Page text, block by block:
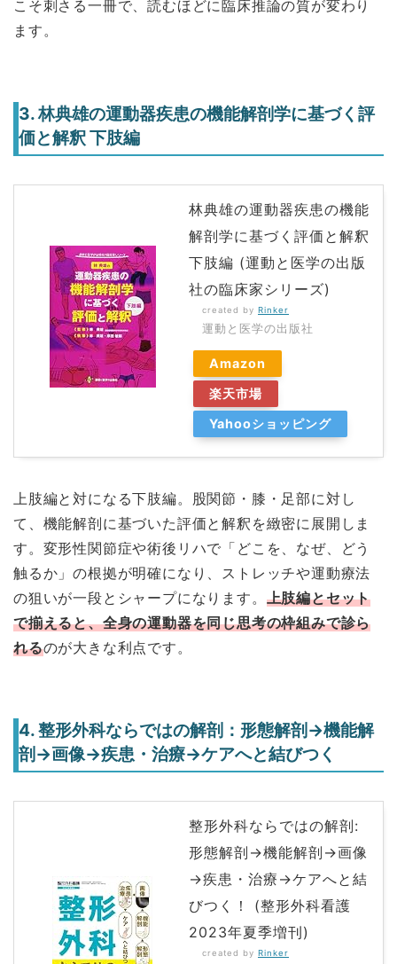
こそ刺さる一冊で、読むほどに臨床推論の質が変わり
ます。
3. 林典雄の運動器疾患の機能解剖学に基づく評
価と解釈 下肢編
林典雄の運動器疾患の機能
解剖学に基づく評価と解釈
下肢編 (運動と医学の出版
社の臨床家シリーズ)
created by Rinker
運動と医学の出版社
Amazon
楽天市場
Yahooショッピング
上肢編と対になる下肢編。股関節・膝・足部に対し
て、機能解剖に基づいた評価と解釈を緻密に展開しま
す。変形性関節症や術後リハで「どこを、なぜ、どう
触るか」の根拠が明確になり、ストレッチや運動療法
の狙いが一段とシャープになります。 上肢編とセット
で揃えると、全身の運動器を同じ思考の枠組みで診ら
れるのが大きな利点です。
4. 整形外科ならではの解剖：形態解剖→機能解
剖→画像→疾患・治療→ケアへと結びつく
整形外科ならではの解剖:
形態解剖→機能解剖→画像
→疾患・治療→ケアへと結
びつく！ (整形外科看護
2023年夏季増刊)
created by Rinker